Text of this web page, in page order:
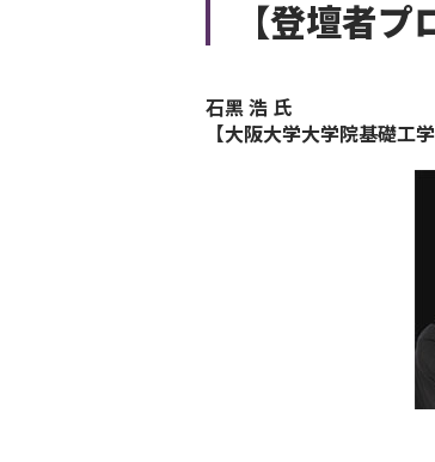
【登壇者プ
⽯⿊ 浩 ⽒
【大阪大学大学院基礎工